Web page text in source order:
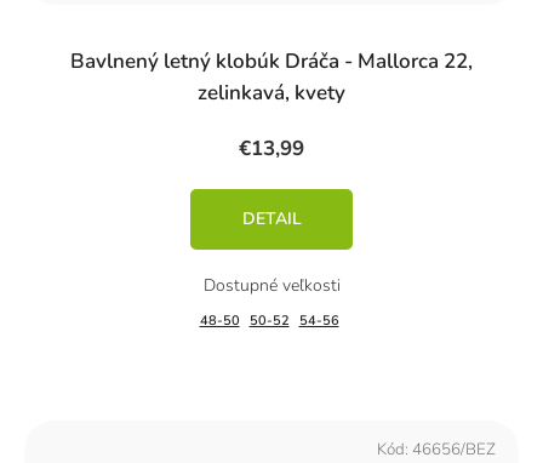
Bavlnený letný klobúk Dráča - Mallorca 22,
zelinkavá, kvety
€13,99
DETAIL
48-50 50-52 54-56
Kód: 46656/BEZ